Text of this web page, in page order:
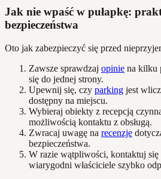
Jak nie wpaść w pułapkę:
bezpieczeństwa
Oto jak zabezpieczyć się przed
Zawsze sprawdzaj opinie na kilku
się do jednej strony.
Upewnij się, czy parking jest
dostępny na miejscu.
Wybieraj obiekty z recepcją
możliwością kontaktu z obsługą.
Zwracaj uwagę na recenzje
bezpieczeństwa.
W razie wątpliwości, kontaktuj się
wiarygodni właściciele szybko